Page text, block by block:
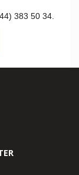
383 50 34.